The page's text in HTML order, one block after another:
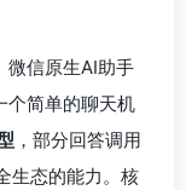
微信原生AI助手
个简单的聊天机
，部分回答调用
生态的能力。核